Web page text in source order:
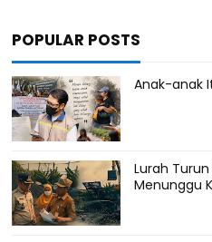
POPULAR POSTS
Anak-anak
Lurah
Menunggu